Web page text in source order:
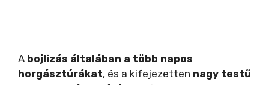
A bojlizás általában a több napos
horgásztúrákat, és a kifejezetten nagy testű